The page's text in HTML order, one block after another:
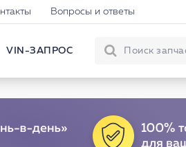
Вопросы и ответы
VIN-ЗАПРОС